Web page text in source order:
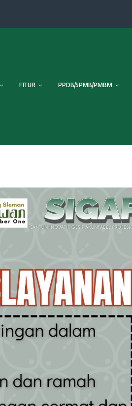
FITUR PPDB/SPMB/PMBM